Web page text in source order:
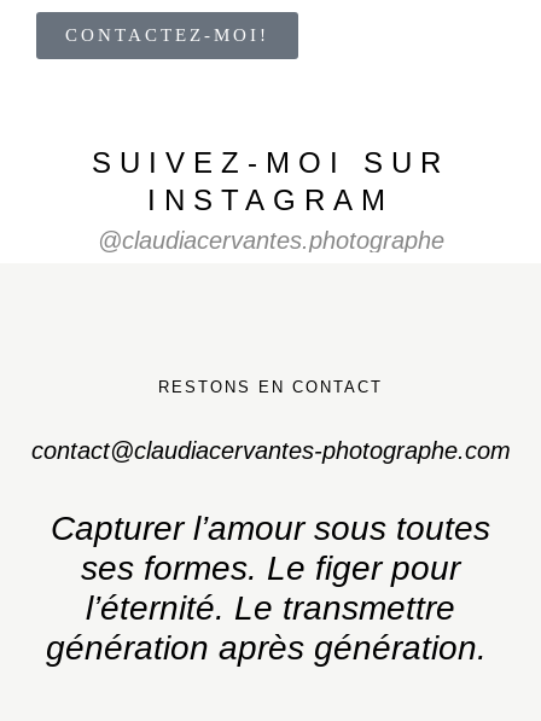
CONTACTEZ-MOI!
SUIVEZ-MOI SUR
INSTAGRAM
@claudiacervantes.photographe
RESTONS EN CONTACT
contact@claudiacervantes-photographe.com
Capturer l’amour sous toutes
ses formes. Le figer pour
l’éternité. Le transmettre
génération après génération.